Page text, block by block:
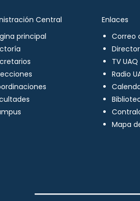
Central
principal
Enlaces
Correo
TV UAQ
Radio
Mapa